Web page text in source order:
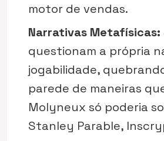
motor de vendas.
Narrativas Metafísicas:
questionam a própria
jogabilidade,
parede de maneiras
Molyneux só poderia
Stanley Parable,